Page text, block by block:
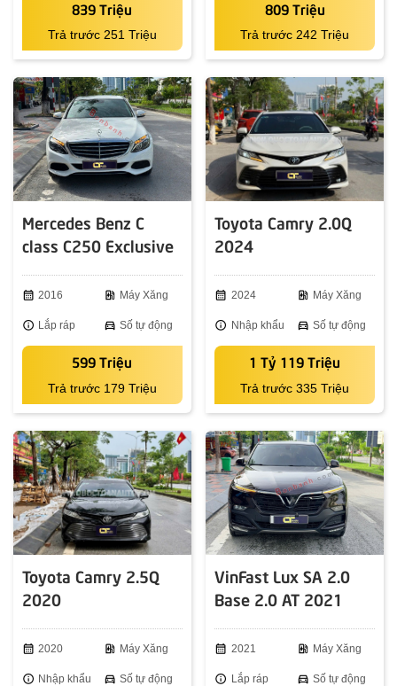
839 Triệu
Trả trước 251 Triệu
809 Triệu
Trả trước 242 Triệu
Mercedes Benz C
class C250 Exclusive
calendar_month 2016 ev_station Máy Xăng
info Lắp ráp directions_car Số tự động
599 Triệu
Trả trước 179 Triệu
Toyota Camry 2.0Q
2024
calendar_month 2024 ev_station Máy Xăng
info Nhập khẩu directions_car Số tự động
1 Tỷ 119 Triệu
Trả trước 335 Triệu
Toyota Camry 2.5Q
2020
calendar_month 2020 ev_station Máy Xăng
info Nhập khẩu directions_car Số tự động
VinFast Lux SA 2.0
Base 2.0 AT 2021
calendar_month 2021 ev_station Máy Xăng
info Lắp ráp directions_car Số tự động